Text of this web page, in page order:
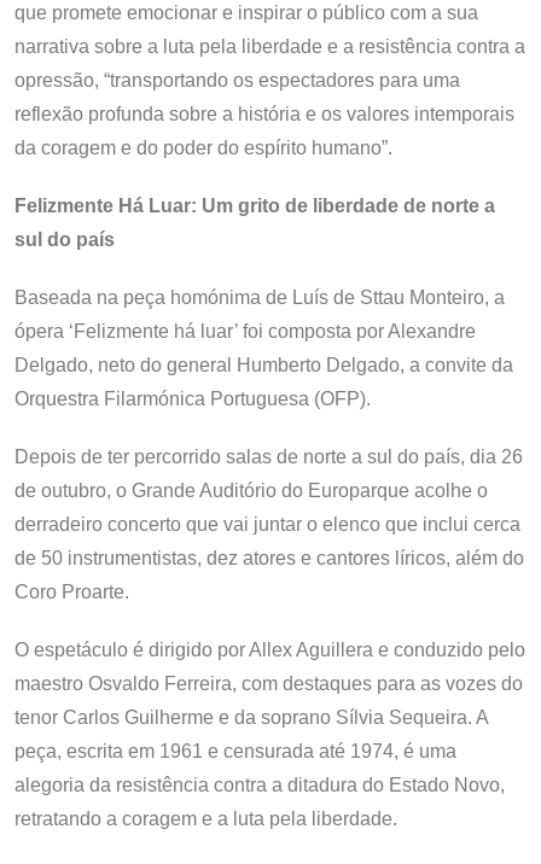
que promete emocionar e inspirar o público com a sua
narrativa sobre a luta pela liberdade e a resistência contra a
opressão, “transportando os espectadores para uma
reflexão profunda sobre a história e os valores intemporais
da coragem e do poder do espírito humano”.
Felizmente Há Luar: Um grito de liberdade de norte a
sul do país
Baseada na peça homónima de Luís de Sttau Monteiro, a
ópera ‘Felizmente há luar’ foi composta por Alexandre
Delgado, neto do general Humberto Delgado, a convite da
Orquestra Filarmónica Portuguesa (OFP).
Depois de ter percorrido salas de norte a sul do país, dia 26
de outubro, o Grande Auditório do Europarque acolhe o
derradeiro concerto que vai juntar o elenco que inclui cerca
de 50 instrumentistas, dez atores e cantores líricos, além do
Coro Proarte.
O espetáculo é dirigido por Allex Aguillera e conduzido pelo
maestro Osvaldo Ferreira, com destaques para as vozes do
tenor Carlos Guilherme e da soprano Sílvia Sequeira. A
peça, escrita em 1961 e censurada até 1974, é uma
alegoria da resistência contra a ditadura do Estado Novo,
retratando a coragem e a luta pela liberdade.